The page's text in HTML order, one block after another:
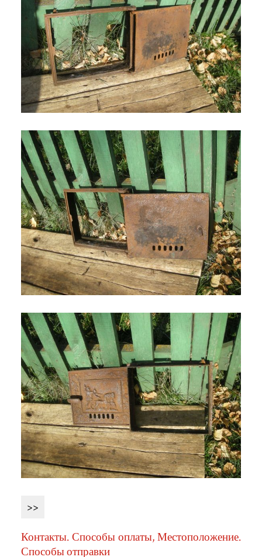
>>
Контакты. Способы оплаты, Местоположение.
Способы отправки